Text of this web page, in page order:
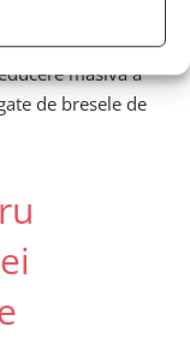
doar in
masiva a
de bresele de